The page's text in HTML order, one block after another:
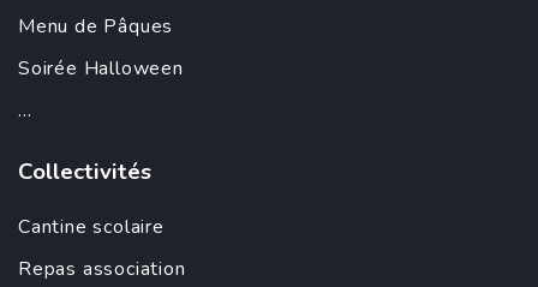
Menu de Pâques
Soirée Halloween
...
Collectivités
Cantine scolaire
Repas association